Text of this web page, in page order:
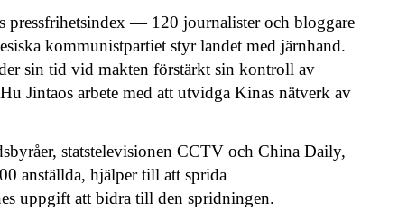
pressfrihetsindex — 120 journalister och bloggare
kommunistpartiet styr landet med järnhand.
sin tid vid makten förstärkt sin kontroll av
Jintaos arbete med att utvidga Kinas nätverk av
åer, statstelevisionen CCTV och China Daily,
anställda, hjälper till att sprida
uppgift att bidra till den spridningen.